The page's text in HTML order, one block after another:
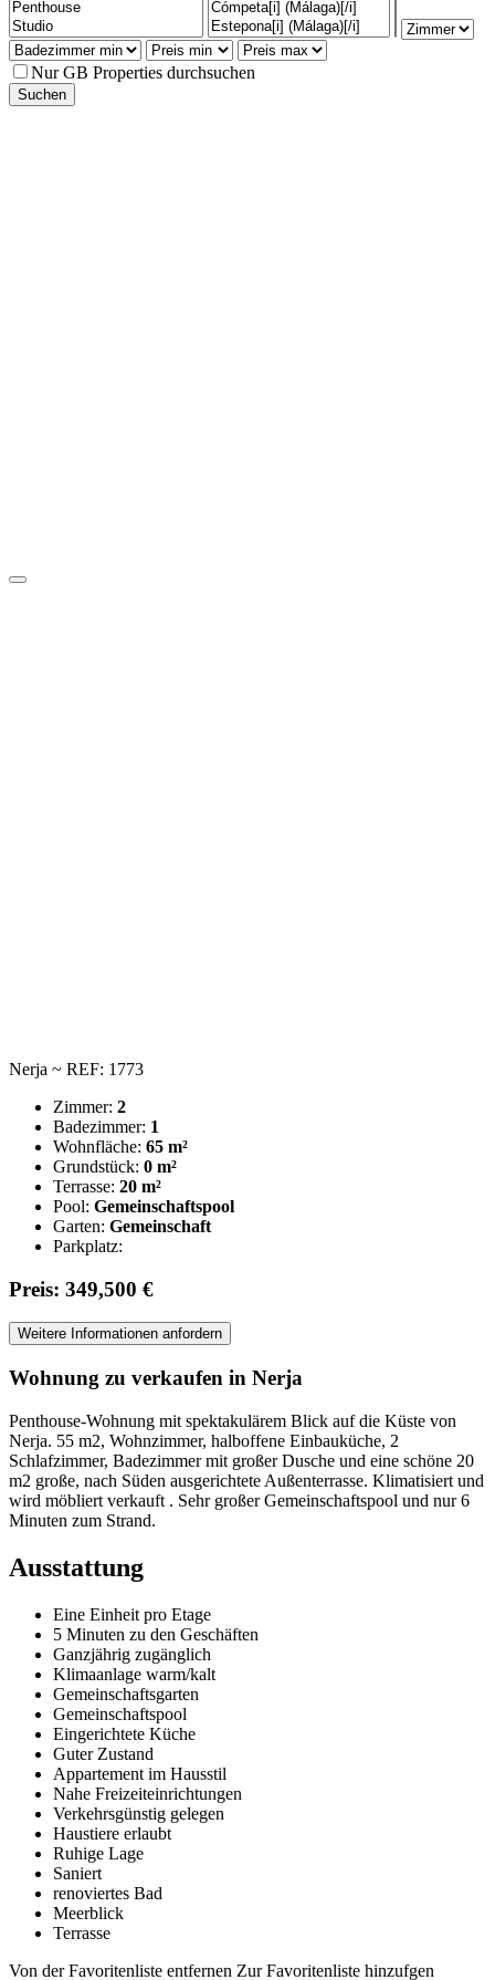
Nur GB Properties durchsuchen
Nerja ~ REF: 1773
Zimmer: 2
Badezimmer: 1
Wohnfläche: 65 m²
Grundstück: 0 m²
Terrasse: 20 m²
Pool: Gemeinschaftspool
Garten: Gemeinschaft
Parkplatz:
Preis: 349,500 €
Weitere Informationen anfordern
Wohnung zu verkaufen in Nerja
Penthouse-Wohnung mit spektakulärem Blick auf die Küste von
Nerja. 55 m2, Wohnzimmer, halboffene Einbauküche, 2
Schlafzimmer, Badezimmer mit großer Dusche und eine schöne 20
m2 große, nach Süden ausgerichtete Außenterrasse. Klimatisiert und
wird möbliert verkauft . Sehr großer Gemeinschaftspool und nur 6
Minuten zum Strand.
Ausstattung
Eine Einheit pro Etage
5 Minuten zu den Geschäften
Ganzjährig zugänglich
Klimaanlage warm/kalt
Gemeinschaftsgarten
Gemeinschaftspool
Eingerichtete Küche
Guter Zustand
Appartement im Hausstil
Nahe Freizeiteinrichtungen
Verkehrsgünstig gelegen
Haustiere erlaubt
Ruhige Lage
Saniert
renoviertes Bad
Meerblick
Terrasse
Von der Favoritenliste entfernen Zur Favoritenliste hinzufgen